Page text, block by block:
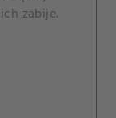
zabije.